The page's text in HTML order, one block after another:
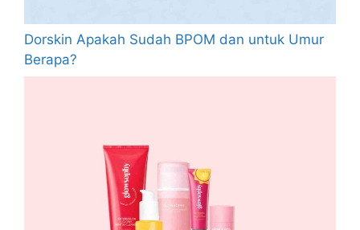
Dorskin Apakah Sudah BPOM dan untuk Umur
Berapa?